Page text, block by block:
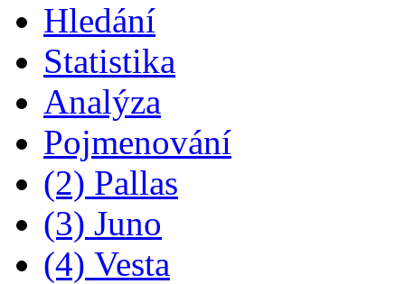
Hledání
Statistika
Analýza
Pojmenování
(2) Pallas
(3) Juno
(4) Vesta